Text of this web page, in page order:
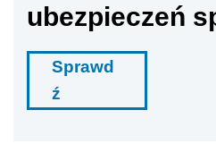
ubezpieczeń
Sprawd
ź